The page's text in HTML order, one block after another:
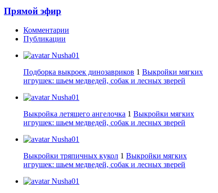
Прямой эфир
Комментарии
Публикации
Nusha01
Подборка выкроек динозавриков 1 Выкройки мягких
игрушек: шьем медведей, собак и лесных зверей
Nusha01
Выкройка летящего ангелочка 1 Выкройки мягких
игрушек: шьем медведей, собак и лесных зверей
Nusha01
Выкройки тряпичных кукол 1 Выкройки мягких
игрушек: шьем медведей, собак и лесных зверей
Nusha01